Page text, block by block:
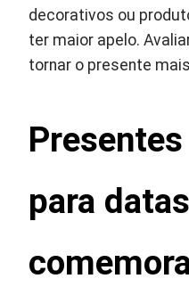
decorativos ou
ter maior apelo.
tornar o presente
para datas